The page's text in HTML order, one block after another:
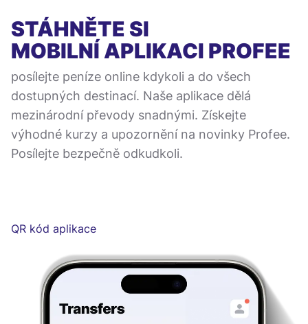
STÁHNĚTE SI
MOBILNÍ APLIKACI PROFEE
posílejte peníze online kdykoli a do všech
dostupných destinací. Naše aplikace dělá
mezinárodní převody snadnými. Získejte
výhodné kurzy a upozornění na novinky Profee.
Posílejte bezpečně odkudkoli.
QR kód aplikace